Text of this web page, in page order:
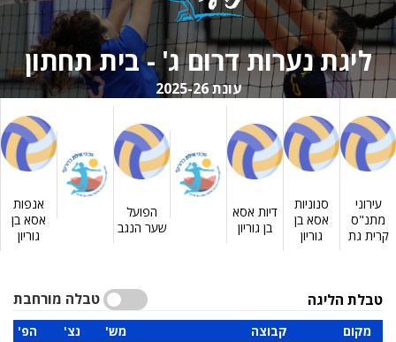
ליגת נערות דרום ג' - בית תחתון
עונת 2025-26
אנפות
אסא בן
גוריון
הפועל
שער הנגב
דיות אסא
בן גוריון
סנוניות
אסא בן
גוריון
עירוני
מתנ"ס
קרית גת
טבלה מורחבת טבלת הליגה
'הפ 'נצ 'מש קבוצה מקום